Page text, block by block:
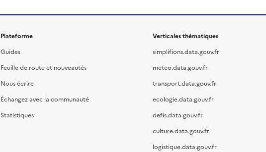
Plateforme
Guides
Feuille de route et nouveautés
Nous écrire
Échangez avec la communauté
Statistiques
Verticales thématiques
simplifions.data.gouv.fr
meteo.data.gouv.fr
transport.data.gouv.fr
ecologie.data.gouv.fr
defis.data.gouv.fr
culture.data.gouv.fr
logistique.data.gouv.fr